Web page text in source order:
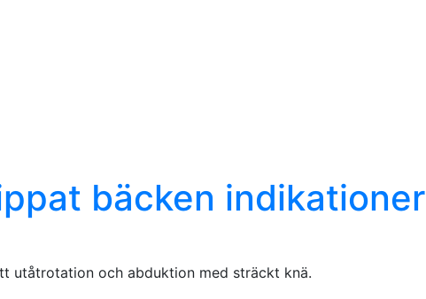
bäcken indikationer
utåtrotation och abduktion med sträckt knä.